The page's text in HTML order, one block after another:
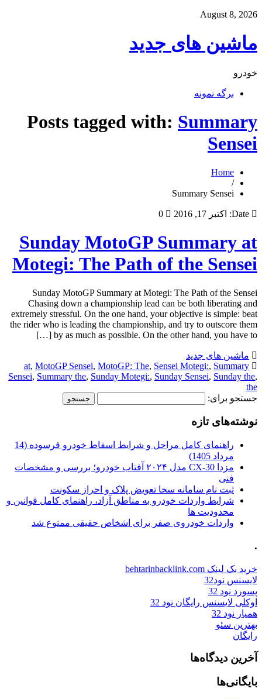
August 8, 2026
ماشین های جدید
خودرو
برگه نمونه
Posts tagged with: Summary
Sensei
Home
/
Summary Sensei
Date: اکتبر 17, 2016 0
Sunday MotoGP Summary at
Motegi: The Path of the Sensei
Sunday MotoGP Summary at Motegi: The Path of the Sensei
Chasing down a championship lead can be both liberating and
extremely stressful. On the one hand, your objective is simple: beat
the rider who is leading the championship, and try to outscore them
by as much as possible. On the other hand, you have to […]
ماشین های جدید
at, MotoGP Sensei, MotoGP: The, Sensei Motegi:, Summary
Sensei, Summary the, Sunday Motegi:, Sunday Sensei, Sunday the,
the
جستجو برای:
نوشته‌های تازه
راهنمای کامل مراحل و شرایط اسقاط خودرو فرسوده (14
مرداد 1405)
مزدا CX-30 مدل ۲۰۲۴ آفتاب خودرو؛ بررسی و مشخصات
فنی
ثبت نام سامانه سخا تعویض پلاک و احراز سکونت
شرایط واردات خودرو به مناطق آزاد، راهنمای کامل قوانین و
محدودیت ها
واردات خودروی صفر برای اشخاص حقیقی ممنوع شد
.
خرید بک لینک behtarinbacklink.com
لایسنس نود32
پسورد نود 32
اوکلی لایسنس رایگان نود 32
همیار نود 32
بهترین سئو
رایگان
آخرین دیدگاه‌ها
بایگانی‌ها